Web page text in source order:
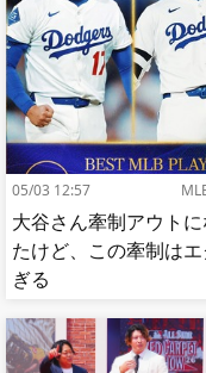
05/03 12:57
大谷さん牽制アウトに
たけど、この牽制はエ
ぎる